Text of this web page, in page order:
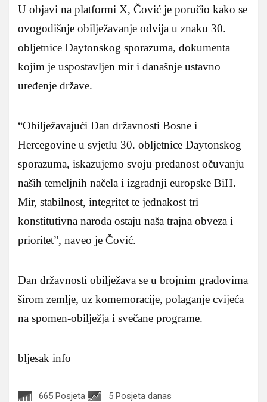
U objavi na platformi X, Čović je poručio kako se
ovogodišnje obilježavanje odvija u znaku 30.
obljetnice Daytonskog sporazuma, dokumenta
kojim je uspostavljen mir i današnje ustavno
uređenje države.
“Obilježavajući Dan državnosti Bosne i
Hercegovine u svjetlu 30. obljetnice Daytonskog
sporazuma, iskazujemo svoju predanost očuvanju
naših temeljnih načela i izgradnji europske BiH.
Mir, stabilnost, integritet te jednakost tri
konstitutivna naroda ostaju naša trajna obveza i
prioritet”, naveo je Čović.
Dan državnosti obilježava se u brojnim gradovima
širom zemlje, uz komemoracije, polaganje cvijeća
na spomen-obilježja i svečane programe.
bljesak info
665 Posjeta 5 Posjeta danas